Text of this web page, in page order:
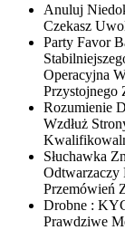
Anuluj
Czekasz
Party Favor
Operacyjna
Przystojnego
Rozumienie
Wzdłuż
Słuchawka
Odtwarzaczy
Przemówień
Drobne :
Prawdziwe